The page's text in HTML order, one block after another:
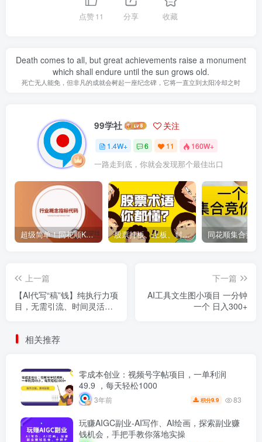
点赞11 分享 收藏
Death comes to all, but great achievements raise a monument
which shall endure until the sun grows old.
死亡无人能免，但非凡的成就会树起一座纪念碑，它将一直立到太阳冷却之时
99学社 关注
1.4W+ 6 11 160W+
一路走到底，你就会发现那个最佳出口
超级简单！同花顺K线界面显示行业概念指标代码图解 股票打板、上板、封板、翘板、炸板是什么意思？炒股你必须懂的暗语！
上一篇
【AI代写“稿”钱】纯执行力项
目，无需引流、时间灵活、
下一篇
AI工具文生图小项目 一分钟
一个 日入300+
相关推荐
零成本创业：视频号字帖项目，一单利润
49.9 ，每天轻松1000
3年前 积分9.9 83
玩赚AIGC副业-AI写作、AI绘画，探索副业赚
钱机会，手把手教你落地实操